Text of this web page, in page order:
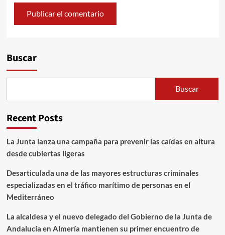
Buscar
Buscar
Recent Posts
La Junta lanza una campaña para prevenir las caídas en altura
desde cubiertas ligeras
Desarticulada una de las mayores estructuras criminales
especializadas en el tráfico marítimo de personas en el
Mediterráneo
La alcaldesa y el nuevo delegado del Gobierno de la Junta de
Andalucía en Almería mantienen su primer encuentro de